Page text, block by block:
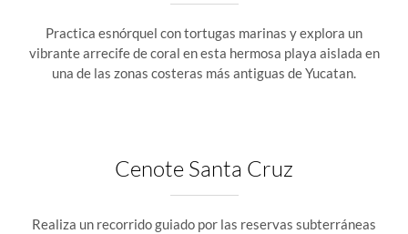
Practica esnórquel con tortugas marinas y explora un
vibrante arrecife de coral en esta hermosa playa aislada en
una de las zonas costeras más antiguas de Yucatan.
Cenote Santa Cruz
Realiza un recorrido guiado por las reservas subterráneas